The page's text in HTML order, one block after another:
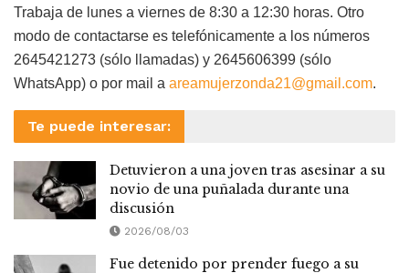
Trabaja de lunes a viernes de 8:30 a 12:30 horas. Otro
modo de contactarse es telefónicamente a los números
2645421273 (sólo llamadas) y 2645606399 (sólo
WhatsApp) o por mail a areamujerzonda21@gmail.com.
Te puede interesar:
Detuvieron a una joven tras asesinar a su
novio de una puñalada durante una
discusión
2026/08/03
Fue detenido por prender fuego a su